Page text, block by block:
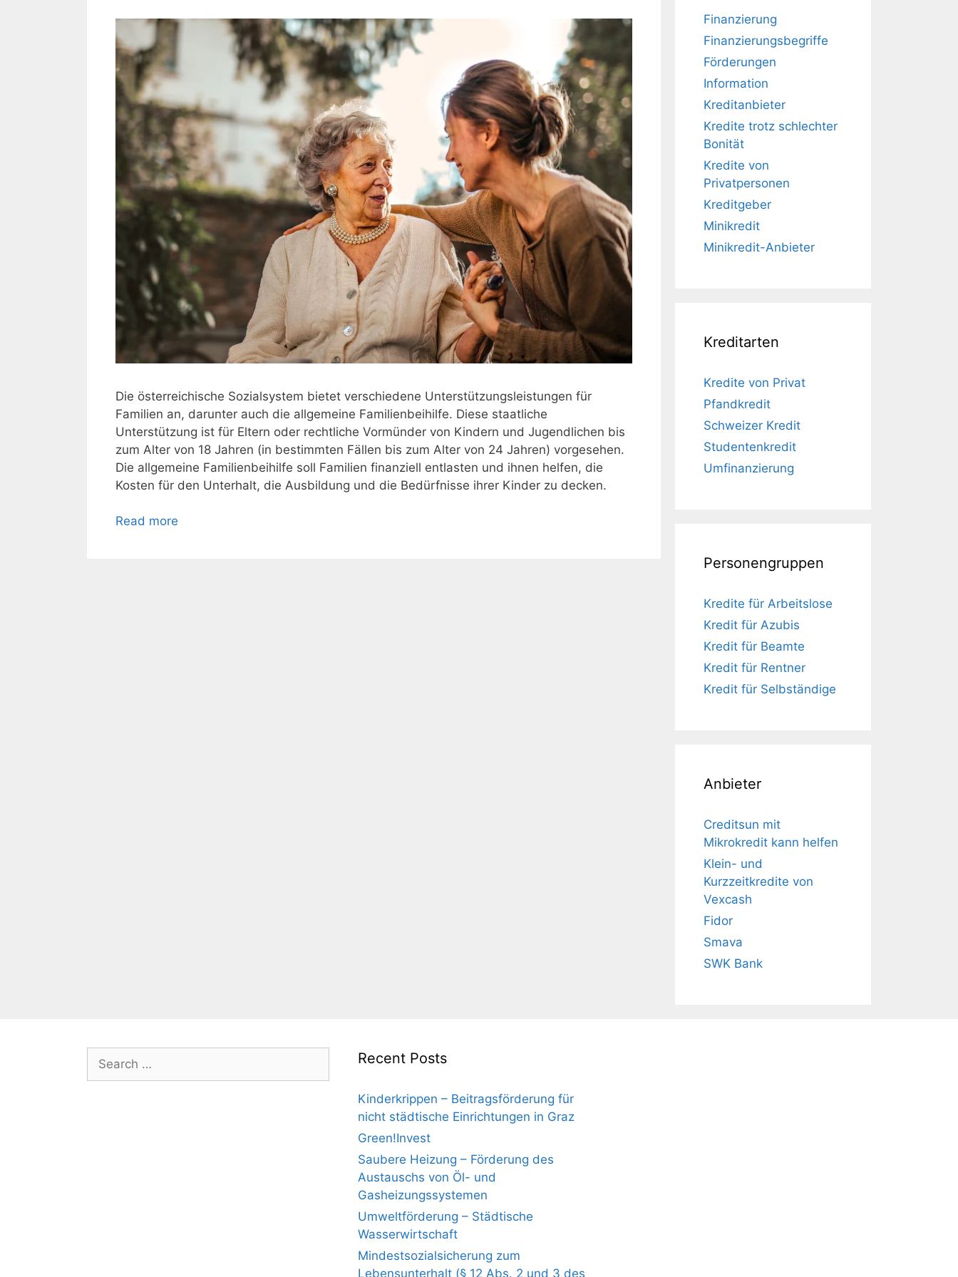
Die österreichische Sozialsystem bietet verschiedene Unterstützungsleistungen für
Familien an, darunter auch die allgemeine Familienbeihilfe. Diese staatliche
Unterstützung ist für Eltern oder rechtliche Vormünder von Kindern und Jugendlichen bis
zum Alter von 18 Jahren (in bestimmten Fällen bis zum Alter von 24 Jahren) vorgesehen.
Die allgemeine Familienbeihilfe soll Familien finanziell entlasten und ihnen helfen, die
Kosten für den Unterhalt, die Ausbildung und die Bedürfnisse ihrer Kinder zu decken.
Read more
Finanzierung
Finanzierungsbegriffe
Förderungen
Information
Kreditanbieter
Kredite trotz schlechter
Bonität
Kredite von
Privatpersonen
Kreditgeber
Minikredit
Minikredit-Anbieter
Kreditarten
Kredite von Privat
Pfandkredit
Schweizer Kredit
Studentenkredit
Umfinanzierung
Personengruppen
Kredite für Arbeitslose
Kredit für Azubis
Kredit für Beamte
Kredit für Rentner
Kredit für Selbständige
Anbieter
Creditsun mit
Mikrokredit kann helfen
Klein- und
Kurzzeitkredite von
Vexcash
Fidor
Smava
SWK Bank
Search
for:
Recent Posts
Kinderkrippen – Beitragsförderung für
nicht städtische Einrichtungen in Graz
Green!Invest
Saubere Heizung – Förderung des
Austauschs von Öl- und
Gasheizungssystemen
Umweltförderung – Städtische
Wasserwirtschaft
Mindestsozialsicherung zum
Lebensunterhalt (§ 12 Abs. 2 und 3 des